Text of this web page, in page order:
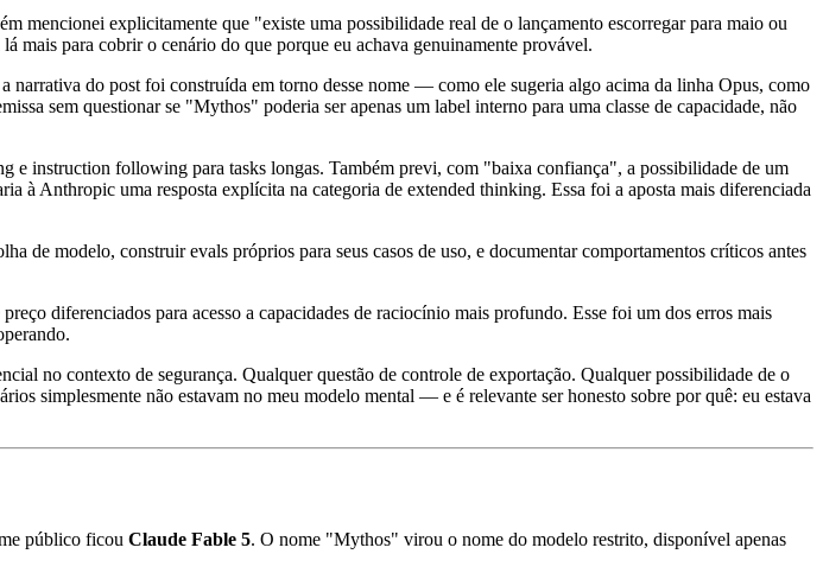
mencionei explicitamente que "existe uma possibilidade real de o lançamento escorregar para maio ou
mais para cobrir o cenário do que porque eu achava genuinamente provável.
do post foi construída em torno desse nome — como ele sugeria algo acima da linha Opus, como
sem questionar se "Mythos" poderia ser apenas um label interno para uma classe de capacidade, não
e instruction following para tasks longas. Também previ, com "baixa confiança", a possibilidade de um
Anthropic uma resposta explícita na categoria de extended thinking. Essa foi a aposta mais diferenciada
de modelo, construir evals próprios para seus casos de uso, e documentar comportamentos críticos antes
diferenciados para acesso a capacidades de raciocínio mais profundo. Esse foi um dos erros mais
no contexto de segurança. Qualquer questão de controle de exportação. Qualquer possibilidade de o
simplesmente não estavam no meu modelo mental — e é relevante ser honesto sobre por quê: eu estava
público ficou Claude Fable 5. O nome "Mythos" virou o nome do modelo restrito, disponível apenas